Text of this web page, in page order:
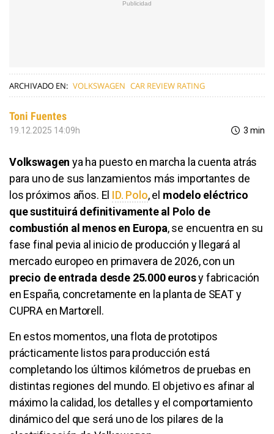
ARCHIVADO EN: VOLKSWAGEN CAR REVIEW RATING
Toni Fuentes
19.12.2025 14:09h 3 min
Volkswagenya ha puesto en marcha la cuenta atrás
para uno de sus lanzamientos más importantes de
los próximos años. El ID. Polo, el modelo eléctrico
que sustituirá definitivamente al Polo de
combustión al menos en Europa, se encuentra en su
fase final pevia al inicio de producción y llegará al
mercado europeo en primavera de 2026, con un
precio de entrada desde 25.000 eurosy fabricación
en España, concretamente en la planta de SEAT y
CUPRA en Martorell.
En estos momentos, una flota de prototipos
prácticamente listos para producción está
completando los últimos kilómetros de pruebas en
distintas regiones del mundo. El objetivo es afinar al
máximo la calidad, los detalles y el comportamiento
dinámico del que será uno de los pilares de la